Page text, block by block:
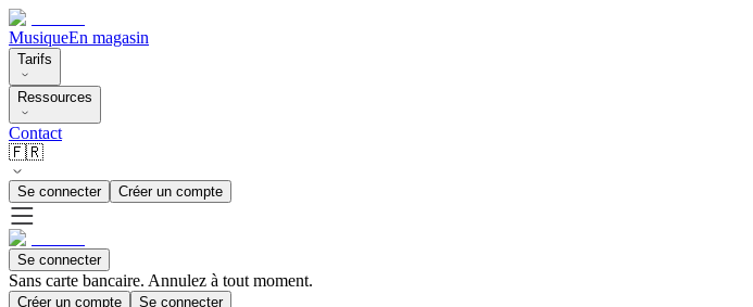
MusiqueEn magasin
Tarifs
Ressources
Contact
🇫🇷
Se connecter Créer un compte
Se connecter
Sans carte bancaire. Annulez à tout moment.
Créer un compte Se connecter